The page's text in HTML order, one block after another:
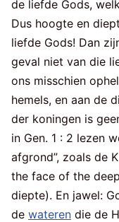
de liefde Gods,
Dus hoogte en
liefde Gods! Dan
geval niet van die
ons misschien
hemels, en aan de
der koningen is
in Gen. 1 : 2 lezen
afgrond”, zoals de
the face of the
diepte). En jawel:
de wateren die de